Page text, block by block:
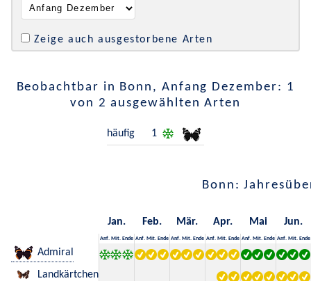
Zeige auch ausgestorbene Arten
Beobachtbar in Bonn, Anfang Dezember: 1
von 2 ausgewählten Arten
häufig 1
Bonn:
Jan. Feb. Mär. Apr. Mai Jun.
Anf. Mit. Ende Anf. Mit. Ende Anf. Mit. Ende Anf. Mit. Ende Anf. Mit. Ende Anf. Mit. Ende
Admiral
Landkärtchen